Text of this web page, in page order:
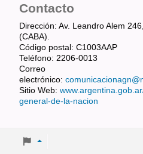
Contacto
Dirección: Av. Leandro Alem
(CABA).
Código postal: C1003AAP
Teléfono: 2206-0013
Correo
electrónico:
Sitio Web:
general-de-la-nacion